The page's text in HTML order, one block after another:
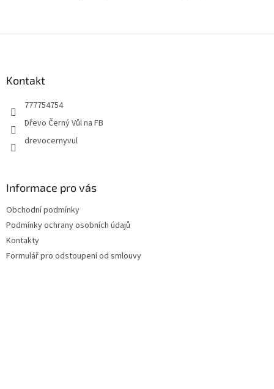
Kontakt
777754754
Dřevo Černý Vůl na FB
drevocernyvul
Informace pro vás
Obchodní podmínky
Podmínky ochrany osobních údajů
Kontakty
Formulář pro odstoupení od smlouvy